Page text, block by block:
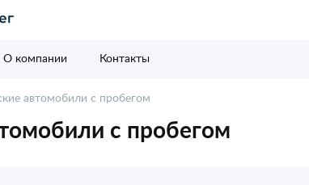
О компании Контакты
автомобили с пробегом
с пробегом